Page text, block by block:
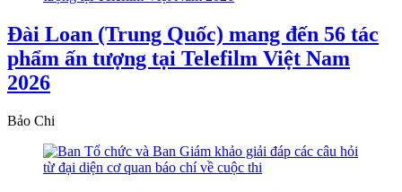
Đài Loan (Trung Quốc) mang đến 56 tác
phẩm ấn tượng tại Telefilm Việt Nam
2026
Bảo Chi